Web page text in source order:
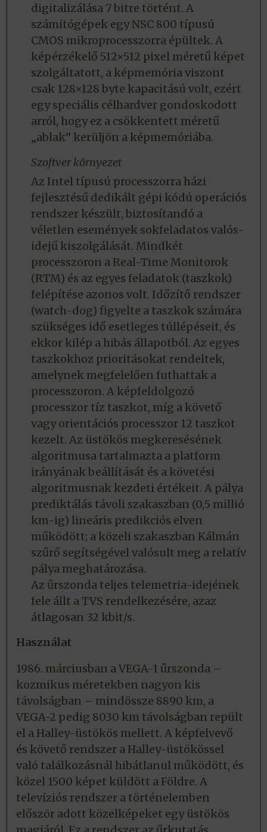
digitalizálása 7 bitre történt. A
számítógépek egy NSC 800 típusú
CMOS mikroprocesszorra épültek. A
képérzékelő 512×512 pixel méretű képet
szolgáltatott, a képmemória viszont
csak 128×128 byte kapacitású volt, ezért
egy speciális célhardver gondoskodott
arról, hogy ez a csökkentett méretű
„ablak” kerüljön a képmemóriába.
Szoftver környezet
Az Intel típusú processzorra házi
fejlesztésű dedikált gépi kódú operációs
rendszer készült, biztosítandó a
véletlen események sokfeladatos valós-
idejű kiszolgálását. Mindkét
processzoron a Real-Time Monitorok
(RTM) és az egyes feladatok (taszkok)
felépítése azonos volt. Időzítő rendszer
(watch-dog) figyelte a taszkok számára
szükséges idő esetleges túllépéseit, és
ekkor kilép a hibás állapotból. Az egyes
taszkokhoz prioritásokat rendeltek,
amelynek megfelelően futhattak a
processzoron. A képfeldolgozó
processzor tíz taszkot, míg a követő
vagy orientációs processzor 12 taszkot
kezelt. Az üstökös megkeresésének
algoritmusa tartalmazta a platform
irányának beállítását és a követési
algoritmusnak kezdeti értékeit. A pálya
prediktálás távoli szakaszban (0,5 millió
km-ig) lineáris predikciós elven
működött; a közeli szakaszban Kálmán
szűrő segítségével valósult meg a relatív
pálya meghatározása.
Az űrszonda teljes telemetria-idejének
fele állt a TVS rendelkezésére, azaz
átlagosan 32 kbit/s.
Használat
1986. márciusban a VEGA-1 űrszonda –
kozmikus méretekben nagyon kis
távolságban – mindössze 8890 km, a
VEGA-2 pedig 8030 km távolságban repült
el a Halley-üstökös mellett. A képfelvevő
és követő rendszer a Halley-üstökössel
való találkozásnál hibátlanul működött, és
közel 1500 képet küldött a Földre. A
televíziós rendszer a történelemben
először adott közelképeket egy üstökös